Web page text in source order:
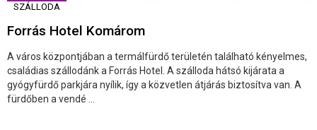
SZÁLLODA
Forrás Hotel Komárom
A város központjában a termálfürdő területén található kényelmes,
családias szállodánk a Forrás Hotel. A szálloda hátsó kijárata a
gyógyfürdő parkjára nyílik, így a közvetlen átjárás biztosítva van. A
fürdőben a vendé ...